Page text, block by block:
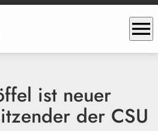
menu
ist neuer
der CSU